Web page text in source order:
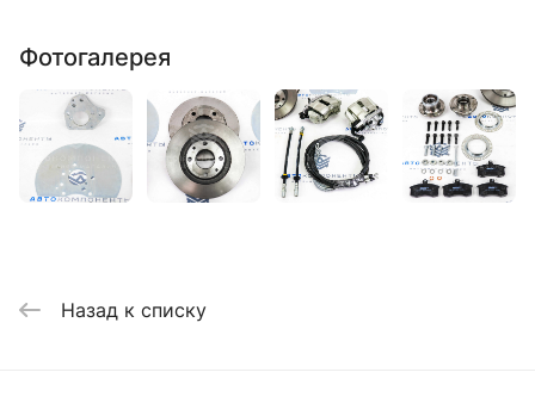
Фотогалерея
Назад к списку